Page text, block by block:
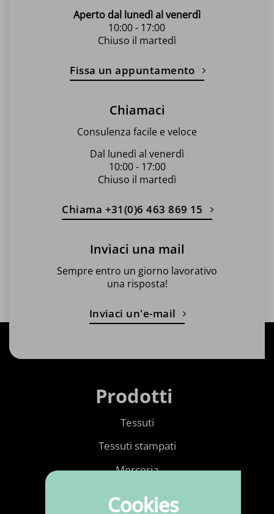
Aperto dal lunedì al venerdì
10:00 - 17:00
Chiuso il martedì
Fissa un appuntamento
Chiamaci
Consulenza facile e veloce
Dal lunedì al venerdì
10:00 - 17:00
Chiuso il martedì
Chiama +31(0)6 463 869 15
Inviaci una mail
Sempre entro un giorno lavorativo
una risposta!
Inviaci un'e-mail
Prodotti
Tessuti
Tessuti stampati
Merceria
Ecopelle
Cookies